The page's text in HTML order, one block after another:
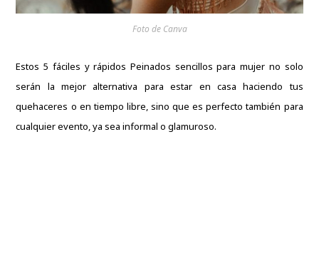
Foto de Canva
Estos 5 fáciles y rápidos Peinados sencillos para mujer no solo
serán la mejor alternativa para estar en casa haciendo tus
quehaceres o en tiempo libre, sino que es perfecto también para
cualquier evento, ya sea informal o glamuroso.